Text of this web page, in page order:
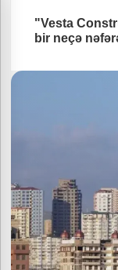
"Vesta
bir neçə